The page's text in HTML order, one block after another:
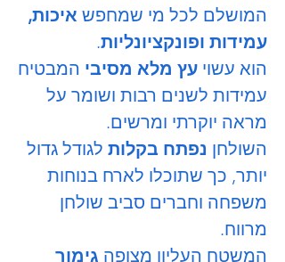
המושלם לכל מי שמחפש איכות,
עמידות ופונקציונליות.
הוא עשוי עץ מלא מסיבי המבטיח
עמידות לשנים רבות ושומר על
מראה יוקרתי ומרשים.
השולחן נפתח בקלות לגודל גדול
יותר, כך שתוכלו לארח בנוחות
משפחה וחברים סביב שולחן
מרווח.
המשטח העליון מצופה גימור